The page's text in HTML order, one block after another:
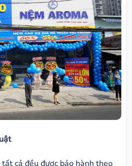
cả đều được bảo hành theo